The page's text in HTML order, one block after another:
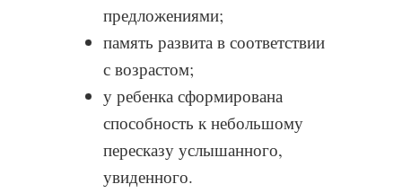
предложениями;
память развита в соответствии
с возрастом;
у ребенка сформирована
способность к небольшому
пересказу услышанного,
увиденного.